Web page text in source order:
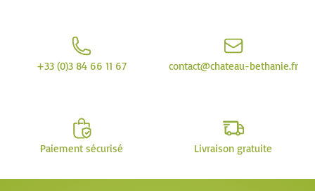
+33 (0)3 84 66 11 67 contact@chateau-bethanie.fr
Paiement sécurisé Livraison gratuite